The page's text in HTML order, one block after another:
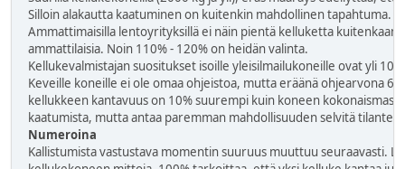
Silloin alakautta kaatuminen on kuitenkin mahdollinen tapahtuma.
Ammattimaisilla lentoyrityksillä ei näin pientä kelluketta kuitenkaan
ammattilaisia. Noin 110% - 120% on heidän valinta.
Kellukevalmistajan suositukset isoille yleisilmailukoneille ovat yli
Keveille koneille ei ole omaa ohjeistoa, mutta eräänä ohjearvona
kellukkeen kantavuus on 10% suurempi kuin koneen
kaatumista, mutta antaa paremman mahdollisuuden selvitä
Numeroina
Kallistumista vastustava momentin suuruus muuttuu seuraavasti.